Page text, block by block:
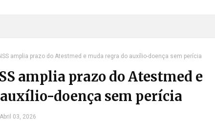
amplia prazo do Atestmed e muda regra do auxílio-doença sem perícia
amplia prazo do Atestmed e
doença sem perícia
03, 2026